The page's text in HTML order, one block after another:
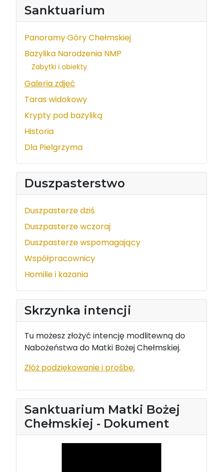
Sanktuarium
Panoramy Góry Chełmskiej
Bazylika Narodzenia NMP
Zabytki i obiekty
Galeria zdjęć
Taras widokowy
Krypty pod bazyliką
Historia
Dla Pielgrzyma
Duszpasterstwo
Duszpasterze dziś
Duszpasterze wczoraj
Duszpasterze wspomagający
Współpracownicy
Homilie i kazania
Skrzynka intencji
Tu możesz złożyć intencję modlitewną do
Nabożeństwa do Matki Bożej Chełmskiej.
Złóż podziękowanie i prośbę.
Sanktuarium Matki Bożej
Chełmskiej - Dokument